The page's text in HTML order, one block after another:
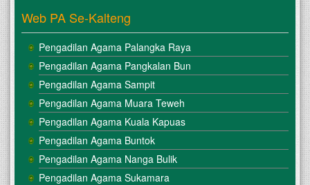
Web PA Se-Kalteng
Pengadilan Agama Palangka Raya
Pengadilan Agama Pangkalan Bun
Pengadilan Agama Sampit
Pengadilan Agama Muara Teweh
Pengadilan Agama Kuala Kapuas
Pengadilan Agama Buntok
Pengadilan Agama Nanga Bulik
Pengadilan Agama Sukamara